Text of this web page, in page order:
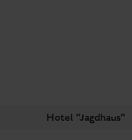
Hotel "Jagdhaus"